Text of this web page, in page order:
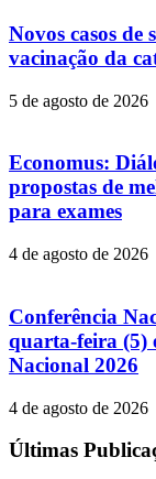
Novos casos de
vacinação da
5 de agosto de 2026
Economus:
propostas de
para exames
4 de agosto de 2026
Conferência
quarta-feira (5)
Nacional 2026
4 de agosto de 2026
Últimas